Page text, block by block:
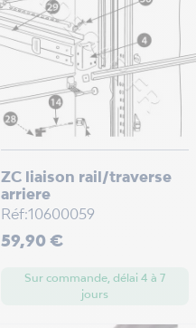
ZC liaison rail/traverse
arriere
Réf:10600059
Prix
59,90 €
Sur commande, délai 4 à 7
jours